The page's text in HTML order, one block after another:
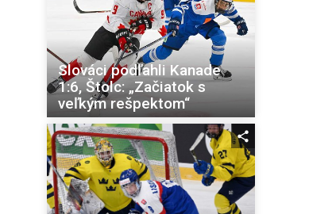
Slováci podľahli Kanade
1:6, Štolc: „Začiatok s
veľkým rešpektom“